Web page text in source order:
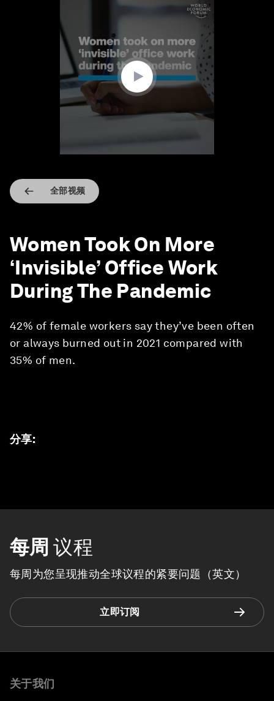
全部视频
Women Took On More
‘Invisible’ Office Work
During The Pandemic
42% of female workers say they’ve been often
or always burned out in 2021 compared with
35% of men.
分享:
每周 议程
每周为您呈现推动全球议程的紧要问题（英文）
立即订阅
关于我们